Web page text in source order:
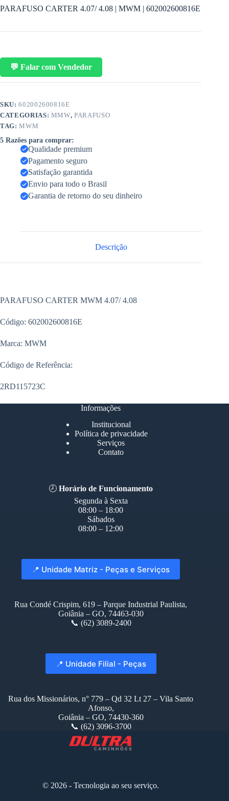
PARAFUSO CARTER 4.07/ 4.08 | MWM | 602002600816E
💬 Falar com Vendedor
SKU:602002600816E
CATEGORIAS: MMW,PARAFUSO
TAG:MWM
5 Razões para comprar:
Qualidade premium
Pagamento seguro
Satisfação garantida
Envio para todo o Brasil
Garantia de retorno do seu dinheiro
Descrição
PARAFUSO CARTER MWM 4.07/ 4.08
Código: 602002600816E
Marca: MWM
Código de Referência:
2RD115723C
Informações
Institucional
Política de privacidade
Serviços
Contato
🕗Horário de Funcionamento
Segunda à Sexta
08:00 – 18:00
Sábados
08:00 – 12:00
📍 Unidade Matriz - Peças e Serviços
Rua Condé Crispim, 619 – Parque Industrial Paulista,
Goiânia – GO, 74463-030
📞 (62) 3089-2400
📍 Unidade Filial - Peças
Rua dos Missionários, n° 779 – Qd 32 Lt 27 – Vila Santo
Afonso,
Goiânia – GO, 74430-360
📞 (62) 3096-3700
© 2026 - Tecnologia ao seu serviço.